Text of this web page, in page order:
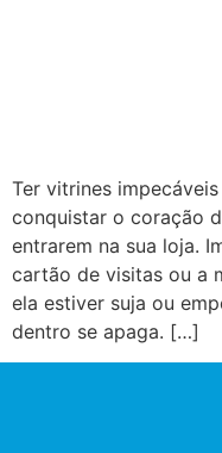
Ter vitrines
conquistar o coração
entrarem na sua loja.
cartão de visitas ou a
ela estiver suja ou
dentro se apaga. […]